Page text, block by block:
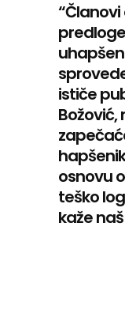
ističe
Božović,
osnovu
teško
kaže